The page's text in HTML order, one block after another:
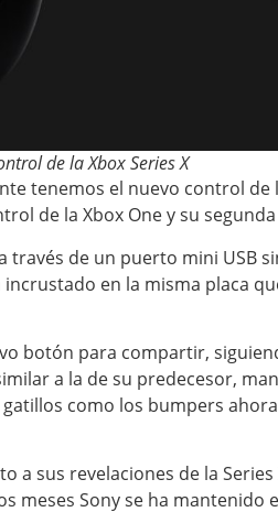
de la Xbox Series X
tenemos el nuevo control de
de la Xbox One y su
través de un puerto mini USB
incrustado en la misma placa
botón para compartir,
a la de su predecesor,
como los bumpers
a sus revelaciones de la
meses Sony se ha mantenido